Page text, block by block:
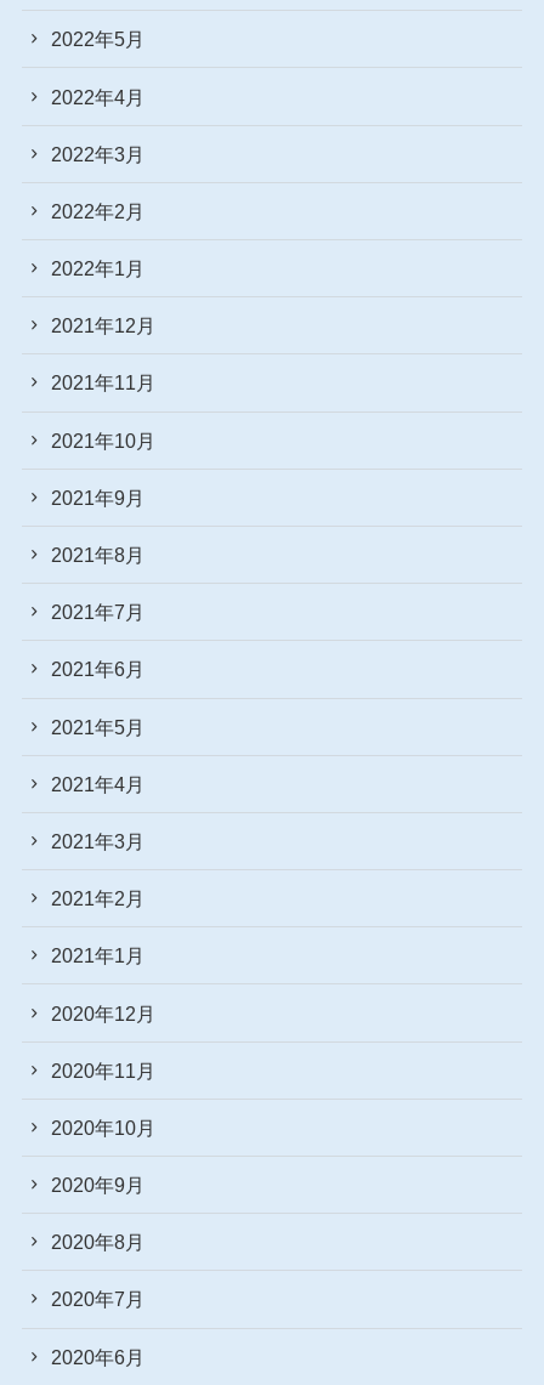
2022年5月
2022年4月
2022年3月
2022年2月
2022年1月
2021年12月
2021年11月
2021年10月
2021年9月
2021年8月
2021年7月
2021年6月
2021年5月
2021年4月
2021年3月
2021年2月
2021年1月
2020年12月
2020年11月
2020年10月
2020年9月
2020年8月
2020年7月
2020年6月